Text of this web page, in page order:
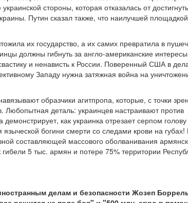
стороны, которая отказалась от
Путин сказал также, что наилучшей
их государство, а их самих превратила в
должны гибнуть за англо-американские
и ненависть к России. Поверенный США в
Западу нужна затяжная война на
образчики агитпропа, которые, с точки
Любопытная деталь: украинцев настраивают против
как украинка отрезает серпом
богини смерти со следами крови на губах!
составляющей массового оболванивания
5 тыс. армян и потере 75% территории
делам и безопасности Жозеп